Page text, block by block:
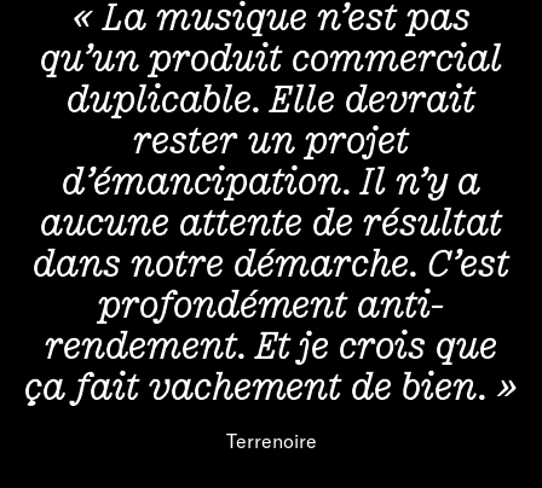
« La musique n’est pas
qu’un produit commercial
duplicable. Elle devrait
rester un projet
d’émancipation. Il n’y a
aucune attente de résultat
dans notre démarche. C’est
profondément anti-
rendement. Et je crois que
ça fait vachement de bien. »
Terrenoire